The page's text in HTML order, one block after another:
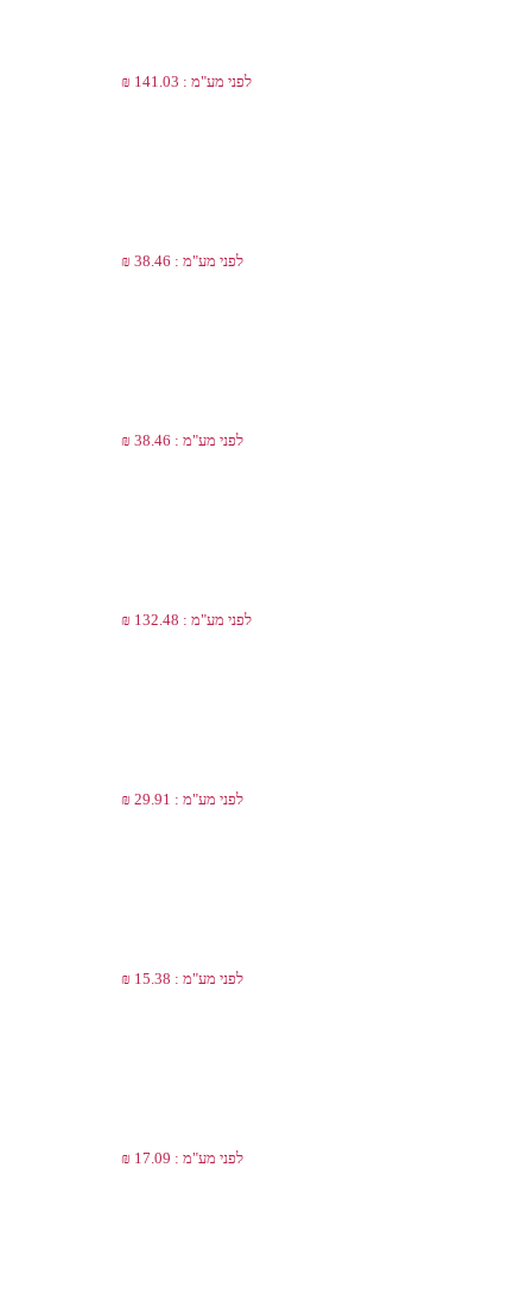
לפני מע"מ : 141.03 ₪
לפני מע"מ : 38.46 ₪
לפני מע"מ : 38.46 ₪
לפני מע"מ : 132.48 ₪
לפני מע"מ : 29.91 ₪
לפני מע"מ : 15.38 ₪
לפני מע"מ : 17.09 ₪